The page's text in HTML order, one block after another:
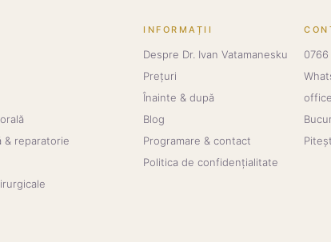
& reparatorie
INFORMAȚII
Despre Dr. Ivan Vatamanesku
Prețuri
Înainte & după
Blog
Programare & contact
Politica de confidențialitate